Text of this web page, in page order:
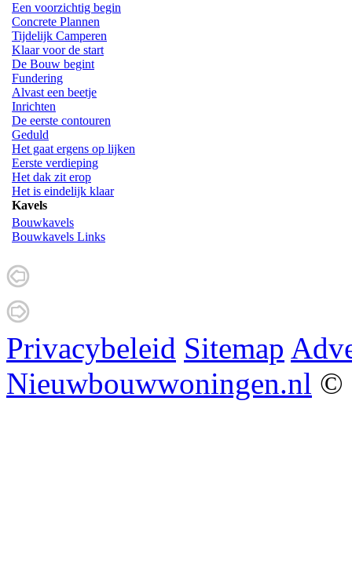
Een voorzichtig begin
Concrete Plannen
Tijdelijk Camperen
Klaar voor de start
De Bouw begint
Fundering
Alvast een beetje
Inrichten
De eerste contouren
Geduld
Het gaat ergens op lijken
Eerste verdieping
Het dak zit erop
Het is eindelijk klaar
Kavels
Bouwkavels
Bouwkavels Links
Privacybeleid Sitemap
Nieuwbouwwoningen.nl ©